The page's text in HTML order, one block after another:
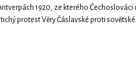
1920, ze kterého Čechoslováci
protest Věry Čáslavské proti